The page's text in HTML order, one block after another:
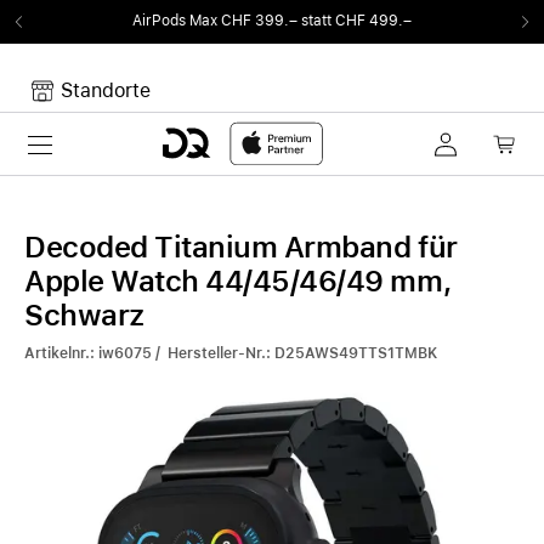
AirPods Max CHF 399.– statt CHF 499.–
Standorte
Toggle navigation
Decoded Titanium Armband für
Apple Watch 44/45/46/49 mm,
Schwarz
Artikelnr.: iw6075 / Hersteller-Nr.: D25AWS49TTS1TMBK